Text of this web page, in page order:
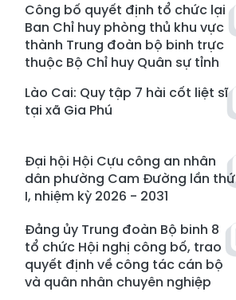
Công bố quyết định tổ chức lại
Ban Chỉ huy phòng thủ khu vực
thành Trung đoàn bộ binh trực
thuộc Bộ Chỉ huy Quân sự tỉnh
Lào Cai: Quy tập 7 hài cốt liệt sĩ
tại xã Gia Phú
Đại hội Hội Cựu công an nhân
dân phường Cam Đường lần thứ
I, nhiệm kỳ 2026 - 2031
Đảng ủy Trung đoàn Bộ binh 8
tổ chức Hội nghị công bố, trao
quyết định về công tác cán bộ
và quân nhân chuyên nghiệp